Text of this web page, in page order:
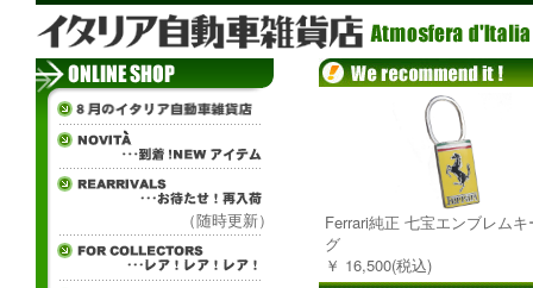
（随時更新）
Ferrari純正 七宝エンブレムキ
グ
￥ 16,500(税込)